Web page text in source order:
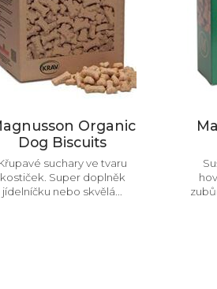
Organic
Dog Biscuits
suchary ve tvaru
kostiček. Super doplněk
jídelníčku nebo skvělá...